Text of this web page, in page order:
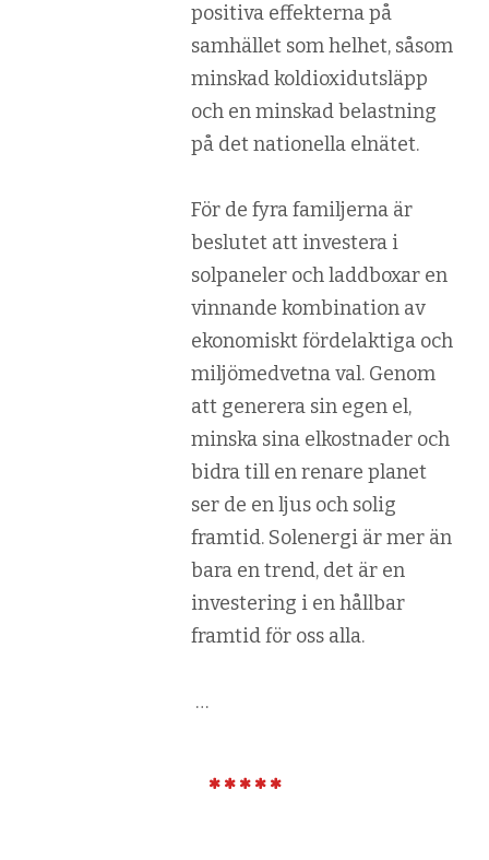
positiva effekterna på
samhället som helhet, såsom
minskad koldioxidutsläpp
och en minskad belastning
på det nationella elnätet.
För de fyra familjerna är
beslutet att investera i
solpaneler och laddboxar en
vinnande kombination av
ekonomiskt fördelaktiga och
miljömedvetna val. Genom
att generera sin egen el,
minska sina elkostnader och
bidra till en renare planet
ser de en ljus och solig
framtid. Solenergi är mer än
bara en trend, det är en
investering i en hållbar
framtid för oss alla.
…